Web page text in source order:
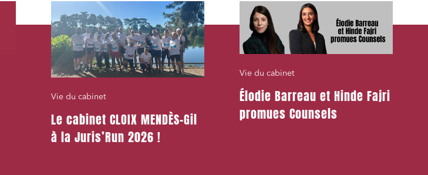
Vie du cabinet
Le cabinet CLOIX MENDÈS-Gil
à la Juris’Run 2026 !
Vie du cabinet
Élodie Barreau et Hinde Fajri
promues Counsels